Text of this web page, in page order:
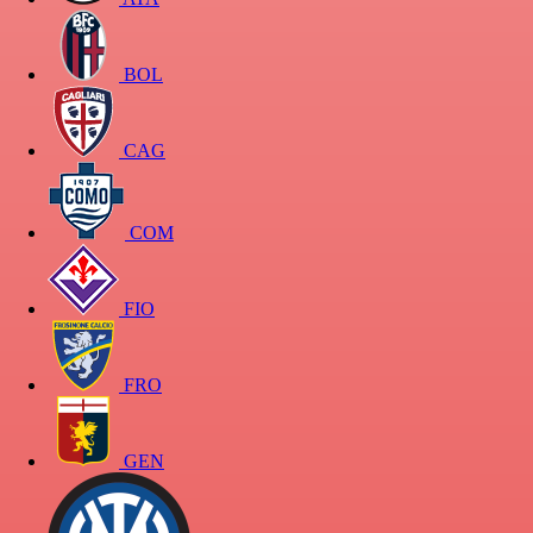
BOL
CAG
COM
FIO
FRO
GEN